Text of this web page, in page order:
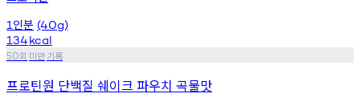
1 인분 (40g)
134kcal
50회 미만기록
프로틴원 단백질 쉐이크 파우치 곡물맛